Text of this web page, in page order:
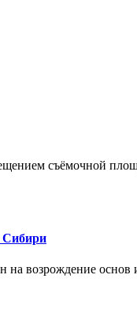
съёмочной
Сибири
возрождение